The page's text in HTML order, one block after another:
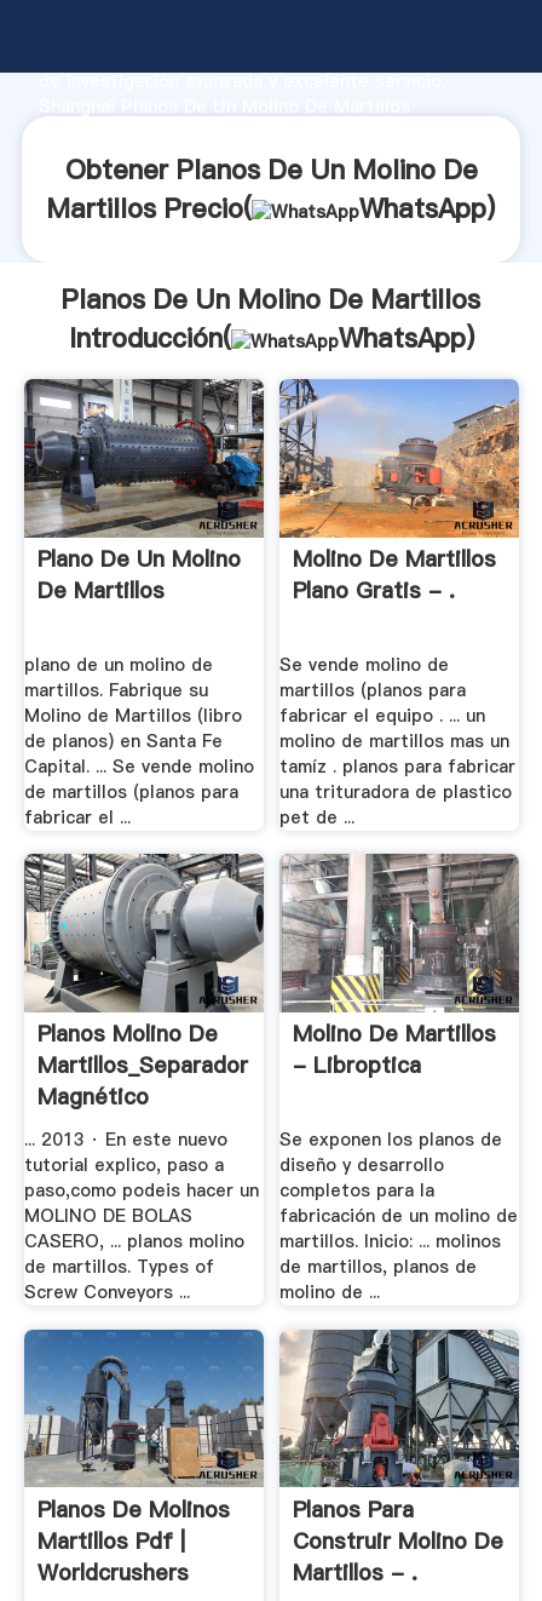
de investigación avanzada y excelente servicio,
clientes.
Obtener Planos De Un Molino De
Martillos Precio(
WhatsApp)
Planos De Un Molino De Martillos
Introducción(
WhatsApp)
Plano De Un Molino
De Martillos
plano de un molino de
martillos. Fabrique su
Molino de Martillos (libro
de planos) en Santa Fe
Capital. ... Se vende molino
de martillos (planos para
fabricar el ...
Molino De Martillos
Plano Gratis - .
Se vende molino de
martillos (planos para
fabricar el equipo . ... un
molino de martillos mas un
tamíz . planos para fabricar
una trituradora de plastico
pet de ...
Planos Molino De
Martillos_Separador
Magnético
... 2013 · En este nuevo
tutorial explico, paso a
paso,como podeis hacer un
MOLINO DE BOLAS
CASERO, ... planos molino
de martillos. Types of
Screw Conveyors ...
Molino De Martillos
- Libroptica
Se exponen los planos de
diseño y desarrollo
completos para la
fabricación de un molino de
martillos. Inicio: ... molinos
de martillos, planos de
molino de ...
Planos De Molinos
Martillos Pdf |
Worldcrushers
Planos Para
Construir Molino De
Martillos - .